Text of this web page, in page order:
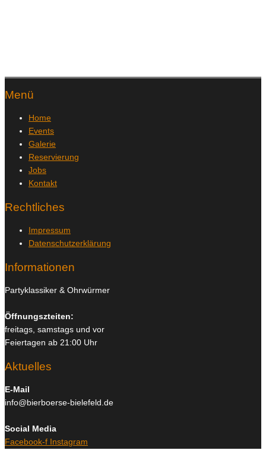
Menü
Home
Events
Galerie
Reservierung
Jobs
Kontakt
Rechtliches
Impressum
Datenschutzerklärung
Informationen
Partyklassiker & Ohrwürmer
Öffnungszteiten:
freitags, samstags und vor
Feiertagen ab 21:00 Uhr
Aktuelles
E-Mail
info@bierboerse-bielefeld.de
Social Media
Facebook-f Instagram